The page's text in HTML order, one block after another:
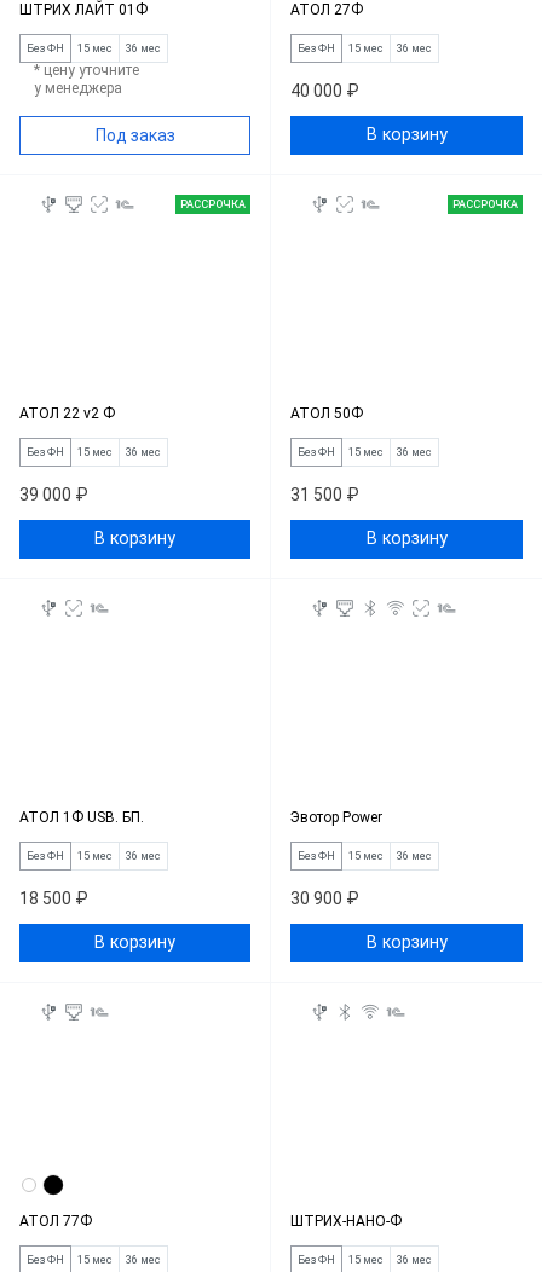
ШТРИХ ЛАЙТ 01Ф
Без ФН 15 мес 36 мес
* цену уточните
у менеджера
Под заказ
АТОЛ 27Ф
Без ФН 15 мес 36 мес
40 000 ₽
В корзину
РАССРОЧКА
АТОЛ 22 v2 Ф
Без ФН 15 мес 36 мес
39 000 ₽
В корзину
РАССРОЧКА
АТОЛ 50Ф
Без ФН 15 мес 36 мес
31 500 ₽
В корзину
АТОЛ 1Ф USB. БП.
Без ФН 15 мес 36 мес
18 500 ₽
В корзину
Эвотор Power
Без ФН 15 мес 36 мес
30 900 ₽
В корзину
АТОЛ 77Ф
Без ФН 15 мес 36 мес
ШТРИХ-НАНО-Ф
Без ФН 15 мес 36 мес